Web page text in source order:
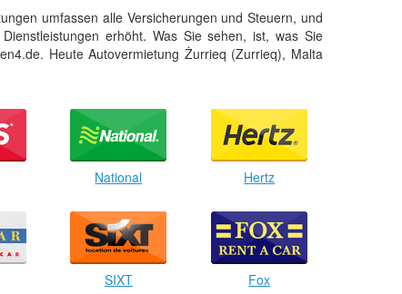
umfassen alle Versicherungen und Steuern, und
erhöht. Was Sie sehen, ist, was Sie
Heute Autovermietung Żurrieq (Zurrieq), Malta
National Hertz
SIXT Fox